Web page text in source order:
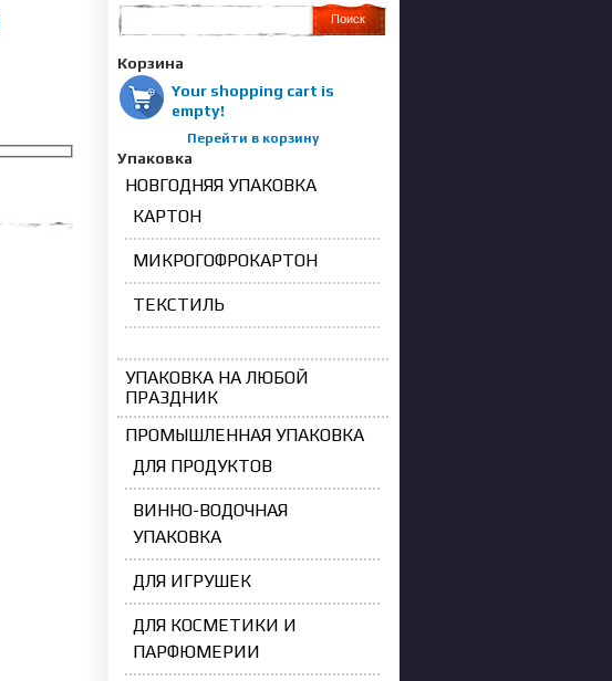
Корзина
Your shopping cart is
empty!
Перейти в корзину
Упаковка
НОВГОДНЯЯ УПАКОВКА
КАРТОН
МИКРОГОФРОКАРТОН
ТЕКСТИЛЬ
УПАКОВКА НА ЛЮБОЙ
ПРАЗДНИК
ПРОМЫШЛЕННАЯ УПАКОВКА
ДЛЯ ПРОДУКТОВ
ВИННО-ВОДОЧНАЯ
УПАКОВКА
ДЛЯ ИГРУШЕК
ДЛЯ КОСМЕТИКИ И
ПАРФЮМЕРИИ